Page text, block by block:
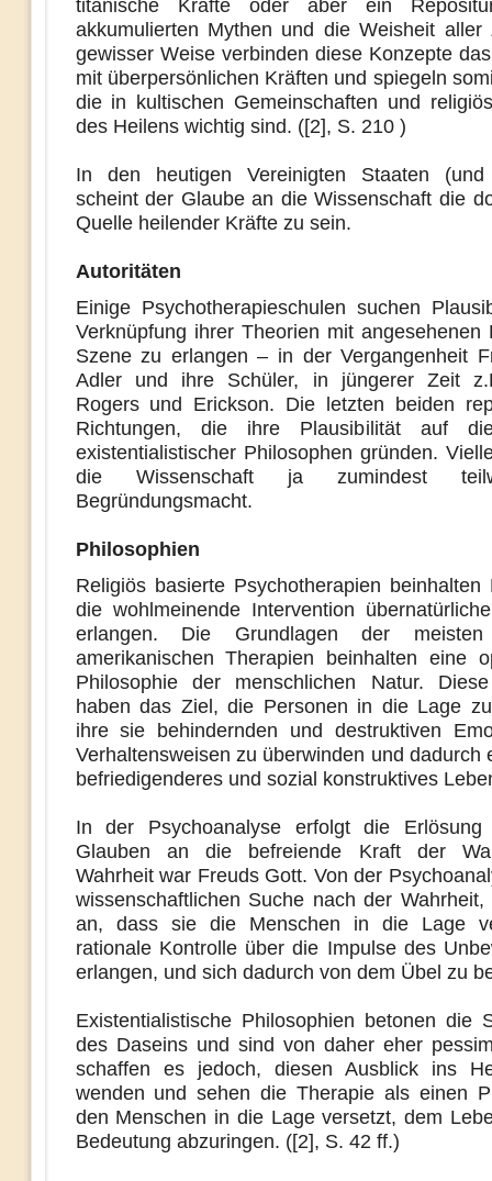
titanische Kräfte oder aber ein
akkumulierten Mythen und die Weisheit aller
gewisser Weise verbinden diese Konzepte
mit überpersönlichen Kräften und spiegeln
die in kultischen Gemeinschaften und
des Heilens wichtig sind. ([2], S. 210 )
In den heutigen Vereinigten Staaten (und
scheint der Glaube an die Wissenschaft die
Quelle heilender Kräfte zu sein.
Autoritäten
Einige Psychotherapieschulen suchen
Verknüpfung ihrer Theorien mit angesehenen
Szene zu erlangen – in der Vergangenheit
Adler und ihre Schüler, in jüngerer Zeit
Rogers und Erickson. Die letzten beiden
Richtungen, die ihre Plausibilität auf
existentialistischer Philosophen gründen.
die Wissenschaft ja zumindest
Begründungsmacht.
Philosophien
Religiös basierte Psychotherapien beinhalten
die wohlmeinende Intervention
erlangen. Die Grundlagen der meisten
amerikanischen Therapien beinhalten eine
Philosophie der menschlichen Natur.
haben das Ziel, die Personen in die Lage
ihre sie behindernden und
destruktiven
Verhaltensweisen zu überwinden und dadurch
befriedigenderes und sozial konstruktives
In der Psychoanalyse erfolgt die
Glauben an die befreiende Kraft der
Wahrheit war Freuds Gott. Von der
wissenschaftlichen Suche nach der
an, dass sie die Menschen in die Lage
rationale Kontrolle über die Impulse des
erlangen, und sich dadurch von dem Übel zu
Existentialistische Philosophien betonen die
des Daseins und sind von daher eher
schaffen es jedoch, diesen Ausblick ins
wenden und sehen die Therapie als einen
den Menschen in die Lage versetzt, dem
Bedeutung abzuringen. ([2], S. 42 ff.)